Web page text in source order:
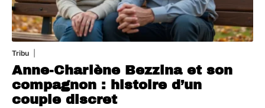
Tribu
Anne-Charlène Bezzina et son
compagnon : histoire d’un
couple discret